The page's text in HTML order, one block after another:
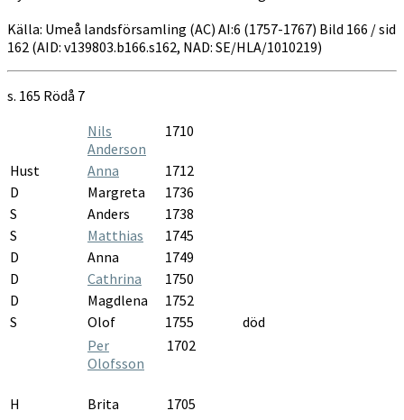
Källa: Umeå landsförsamling (AC) AI:6 (1757-1767) Bild 166 / sid
162 (AID: v139803.b166.s162, NAD: SE/HLA/1010219)
s. 165 Rödå 7
Nils
Anderson
1710
Hust Anna
1712
D
Margreta
1736
S
Anders
1738
S
Matthias
1745
D
Anna
1749
D
Cathrina
1750
D
Magdlena
1752
S
Olof 1755
död
Per
Olofsson
1702
H Brita 1705